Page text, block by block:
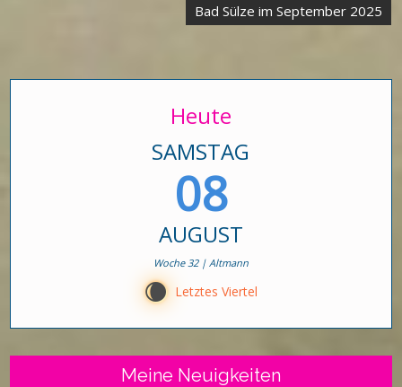
Bad Sülze im September 2025
Heute
SAMSTAG
08
AUGUST
Woche 32 | Altmann
W Letztes Viertel
Meine Neuigkeiten